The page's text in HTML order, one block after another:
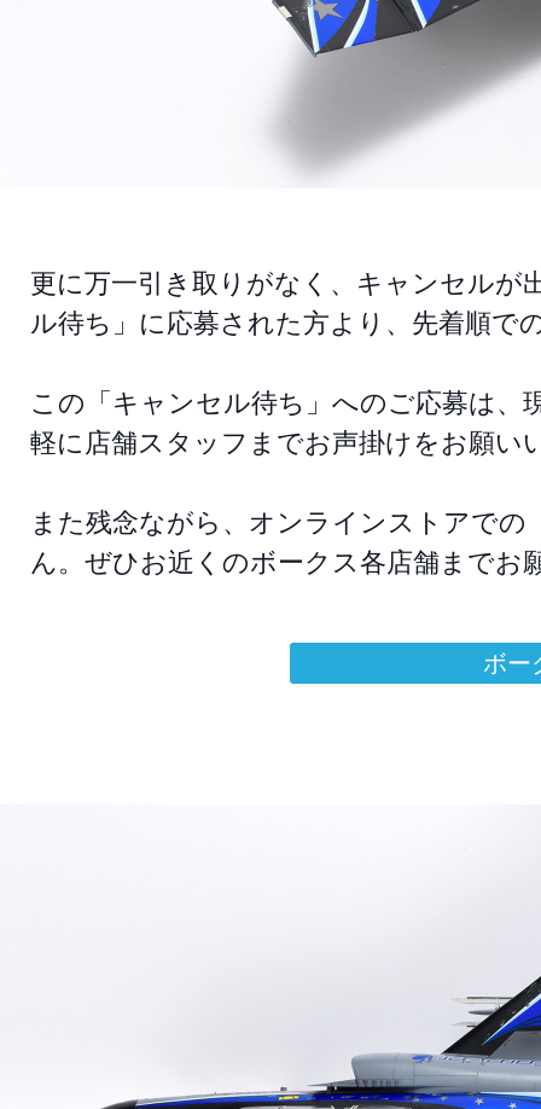
更に万一引き取りがなく、キャンセルが
ル待ち」に応募された方より、先着順で
この「キャンセル待ち」へのご応募は、
軽に店舗スタッフまでお声掛けをお願い
また残念ながら、オンラインストアで
ん。ぜひお近くのボークス各店舗までお
ボー